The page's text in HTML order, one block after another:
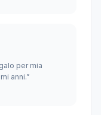
per mia
anni.”